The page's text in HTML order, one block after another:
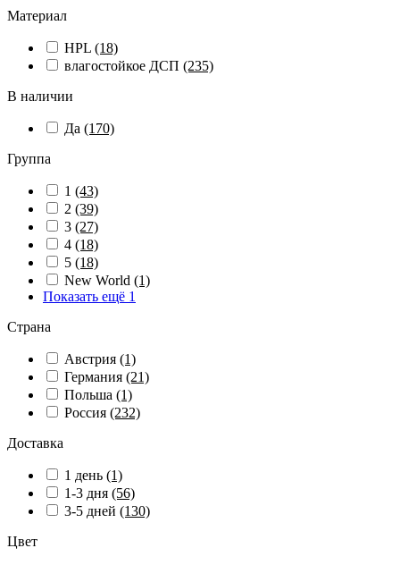
Материал
HPL (18)
влагостойкое ДСП (235)
В наличии
Да (170)
Группа
1 (43)
2 (39)
3 (27)
4 (18)
5 (18)
New World (1)
Показать ещё 1
Страна
Австрия (1)
Германия (21)
Польша (1)
Россия (232)
Доставка
1 день (1)
1-3 дня (56)
3-5 дней (130)
Цвет